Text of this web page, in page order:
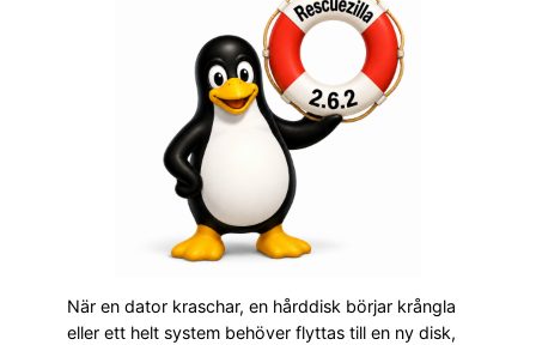
När en dator kraschar, en hårddisk börjar krångla
eller ett helt system behöver flyttas till en ny disk,